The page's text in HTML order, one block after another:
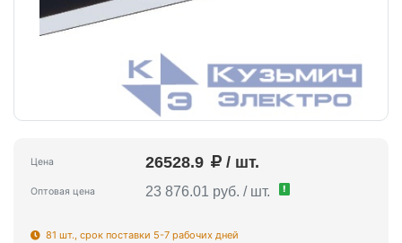
Цена 26528.9 / шт.
Оптовая цена 23 876.01 руб. / шт. !
81 шт., срок поставки 5-7 рабочих дней